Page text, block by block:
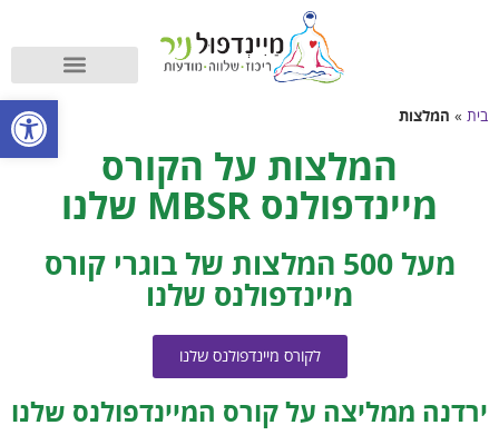
בית » המלצות
המלצות על הקורס
מיינדפולנס MBSR שלנו
מעל 500 המלצות של בוגרי קורס
מיינדפולנס שלנו
לקורס מיינדפולנס שלנו
ירדנה ממליצה על קורס המיינדפולנס שלנו
פתח